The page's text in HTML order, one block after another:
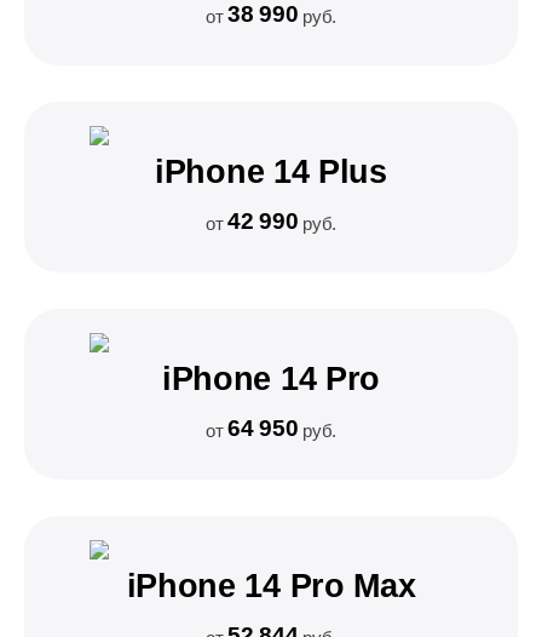
от38 990 руб.
iPhone 14 Plus
от42 990 руб.
iPhone 14 Pro
от64 950 руб.
iPhone 14 Pro Max